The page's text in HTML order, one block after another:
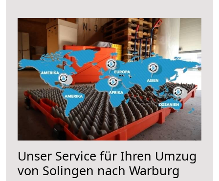
Unser Service für Ihren Umzug
von Solingen nach Warburg